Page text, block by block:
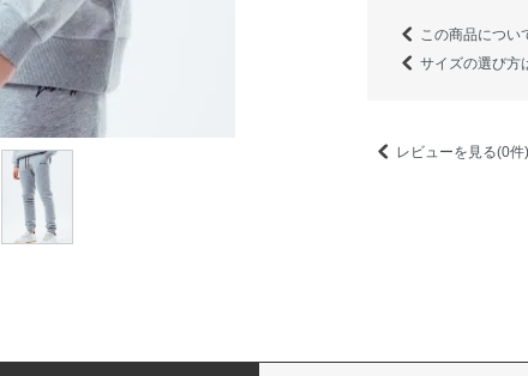
この商品につい
サイズの選び方
レビューを見る(0件)